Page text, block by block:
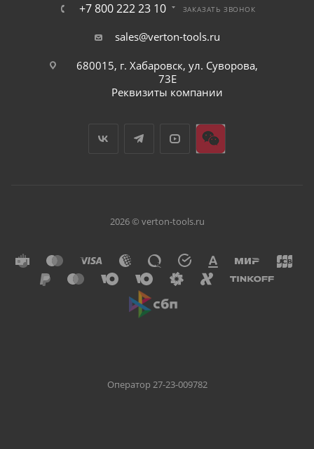
+7 800 222 23 10 ЗАКАЗАТЬ ЗВОНОК
sales@verton-tools.ru
680015, г. Хабаровск, ул. Суворова,
73Е
Реквизиты компании
2026 © verton-tools.ru
Оператор 27-23-009782